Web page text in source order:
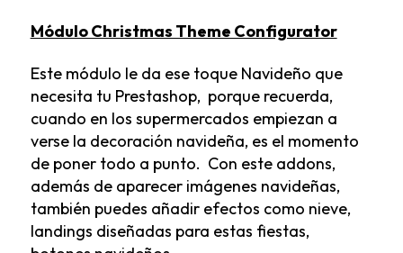
Módulo Christmas Theme Configurator
Este módulo le da ese toque Navideño que
necesita tu Prestashop, porque recuerda,
cuando en los supermercados empiezan a
verse la decoración navideña, es el momento
de poner todo a punto. Con este addons,
además de aparecer imágenes navideñas,
también puedes añadir efectos como nieve,
landings diseñadas para estas fiestas,